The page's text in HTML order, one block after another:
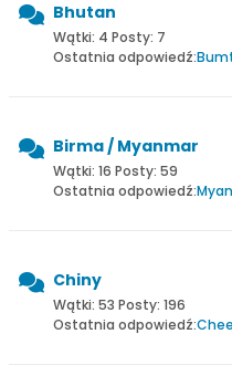
Bhutan
Wątki: 4 Posty: 7
Ostatnia odpowiedź:
Birma / Myanmar
Wątki: 16 Posty: 59
Ostatnia odpowiedź:
Chiny
Wątki: 53 Posty: 196
Ostatnia odpowiedź: